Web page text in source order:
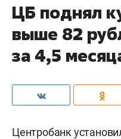
ЦБ поднял
выше 82
за 4,5
Центробанк